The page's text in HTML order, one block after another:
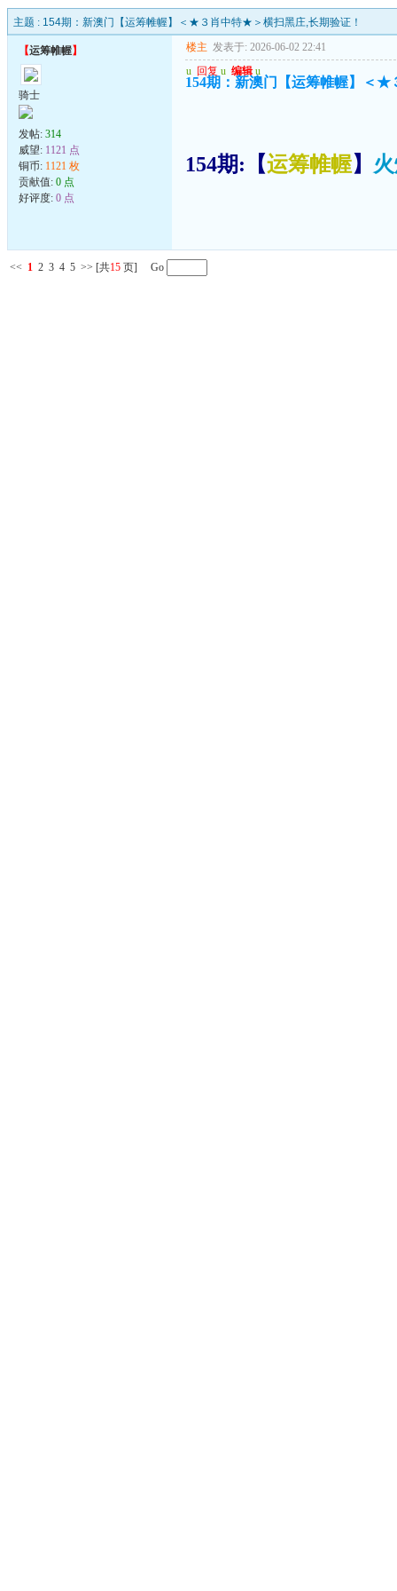
主题 : 154期：新澳门【运筹帷幄】＜★３肖中特★＞横扫黑庄,长期验证！
【运筹帷幄】
骑士
发帖: 314
威望: 1121 点
铜币: 1121 枚
贡献值: 0 点
好评度: 0 点
楼主 发表于: 2026-06-02 22:41
u 回复 u 编辑 u
154期：新澳门【运筹帷幄】＜
154期:【运筹帷幄】
<< 1 2 3 4 5 >> [共15 页] Go